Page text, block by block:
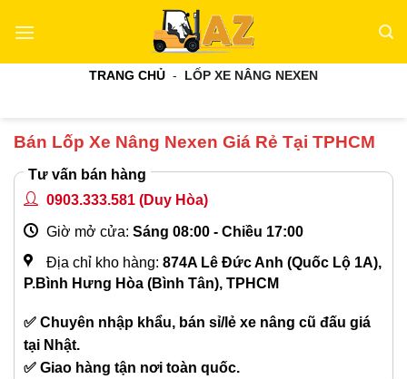
qua
TRANG CHỦ - LỐP XE NÂNG NEXEN
Bán Lốp Xe Nâng Nexen Giá Rẻ Tại TPHCM
Tư vấn bán hàng
0903.333.581 (Duy Hòa)
Giờ mở cửa: Sáng 08:00 - Chiều 17:00
Địa chỉ kho hàng: 874A Lê Đức Anh (Quốc Lộ 1A),
P.Bình Hưng Hòa (Bình Tân), TPHCM
✅ Chuyên nhập khẩu, bán sỉ/lẻ xe nâng cũ đấu giá
tại Nhật.
✅ Giao hàng tận nơi toàn quốc.